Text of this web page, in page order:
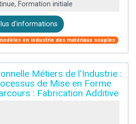
Formation initiale
d'informations
en industrie des matériaux souples
Métiers de l'Industrie :
de Mise en Forme
: Fabrication Additive